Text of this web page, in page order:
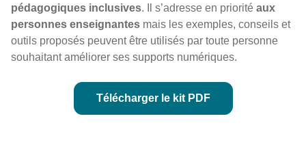
pédagogiques inclusives. Il s’adresse en priorité aux
personnes enseignantes mais les exemples, conseils et
outils proposés peuvent être utilisés par toute personne
souhaitant améliorer ses supports numériques.
Télécharger le kit PDF